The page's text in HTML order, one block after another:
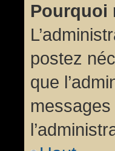
Pourquoi
postez
que